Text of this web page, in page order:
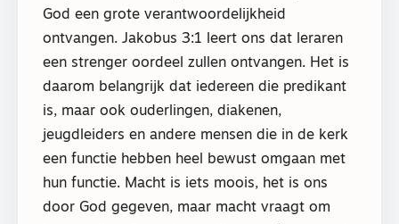
God een grote verantwoordelijkheid
ontvangen. Jakobus 3:1 leert ons dat leraren
een strenger oordeel zullen ontvangen. Het is
daarom belangrijk dat iedereen die predikant
is, maar ook ouderlingen, diakenen,
jeugdleiders en andere mensen die in de kerk
een functie hebben heel bewust omgaan met
hun functie. Macht is iets moois, het is ons
door God gegeven, maar macht vraagt om